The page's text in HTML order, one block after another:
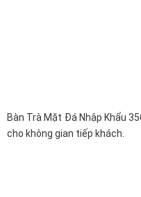
Bàn Trà Mặt Đá Nhập Khẩu
cho không gian tiếp khách.